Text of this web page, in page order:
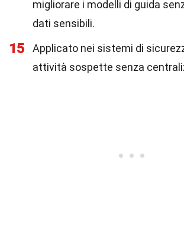
migliorare i modelli di guida
dati sensibili.
15
Applicato nei sistemi di
attività sospette senza